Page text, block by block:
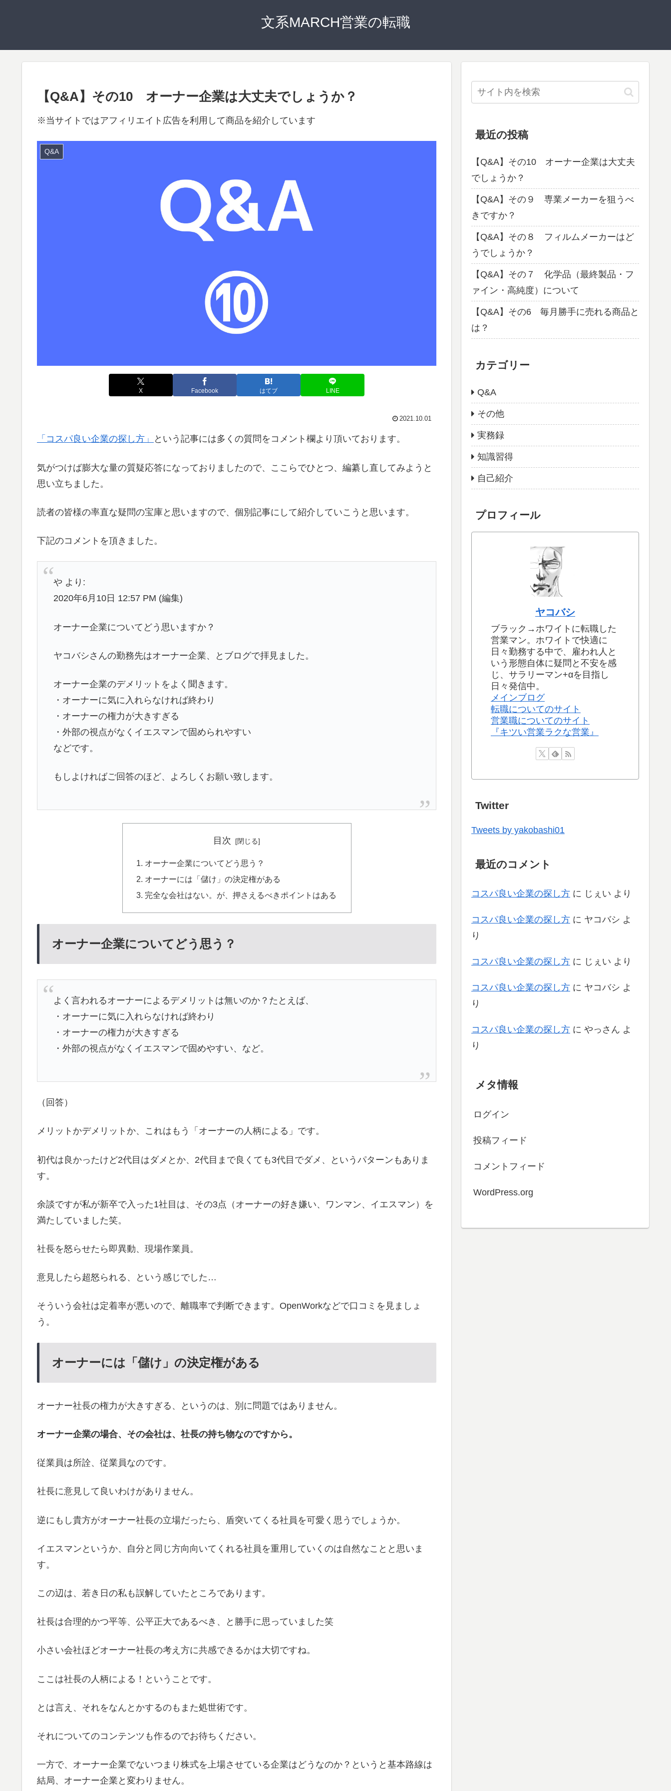
文系MARCH営業の転職
【Q&A】その10 オーナー企業は大丈夫でしょうか？
※当サイトではアフィリエイト広告を利用して商品を紹介しています
Q&A
X Facebook はてブ LINE
2021.10.01
「コスパ良い企業の探し方」 という記事には多くの質問をコメント欄より頂いております。
気がつけば膨大な量の質疑応答になっておりましたので、ここらでひとつ、編纂し直してみようと
思い立ちました。
読者の皆様の率直な疑問の宝庫と思いますので、個別記事にして紹介していこうと思います。
下記のコメントを頂きました。
や より:
2020年6月10日 12:57 PM (編集)
オーナー企業についてどう思いますか？
ヤコバシさんの勤務先はオーナー企業、とブログで拝見ました。
オーナー企業のデメリットをよく聞きます。
・オーナーに気に入れらなければ終わり
・オーナーの権力が大きすぎる
・外部の視点がなくイエスマンで固められやすい
などです。
もしよければご回答のほど、よろしくお願い致します。
目次
オーナー企業についてどう思う？
オーナーには「儲け」の決定権がある
完全な会社はない。が、押さえるべきポイントはある
オーナー企業についてどう思う？
よく言われるオーナーによるデメリットは無いのか？たとえば、
・オーナーに気に入れらなければ終わり
・オーナーの権力が大きすぎる
・外部の視点がなくイエスマンで固めやすい、など。
（回答）
メリットかデメリットか、これはもう「オーナーの人柄による」です。
初代は良かったけど2代目はダメとか、2代目まで良くても3代目でダメ、というパターンもありま
す。
余談ですが私が新卒で入った1社目は、その3点（オーナーの好き嫌い、ワンマン、イエスマン）を
満たしていました笑。
社長を怒らせたら即異動、現場作業員。
意見したら超怒られる、という感じでした…
そういう会社は定着率が悪いので、離職率で判断できます。OpenWorkなどで口コミを見ましょ
う。
オーナーには「儲け」の決定権がある
オーナー社長の権力が大きすぎる、というのは、別に問題ではありません。
オーナー企業の場合、その会社は、社長の持ち物なのですから。
従業員は所詮、従業員なのです。
社長に意見して良いわけがありません。
逆にもし貴方がオーナー社長の立場だったら、盾突いてくる社員を可愛く思うでしょうか。
イエスマンというか、自分と同じ方向向いてくれる社員を重用していくのは自然なことと思いま
す。
この辺は、若き日の私も誤解していたところであります。
社長は合理的かつ平等、公平正大であるべき、と勝手に思っていました笑
小さい会社ほどオーナー社長の考え方に共感できるかは大切ですね。
ここは社長の人柄による！ということです。
とは言え、それをなんとかするのもまた処世術です。
それについてのコンテンツも作るのでお待ちください。
一方で、オーナー企業でないつまり株式を上場させている企業はどうなのか？というと基本路線は
結局、オーナー企業と変わりません。
最近の投稿
【Q&A】その10 オーナー企業は大丈夫
でしょうか？
【Q&A】その９ 専業メーカーを狙うべ
きですか？
【Q&A】その８ フィルムメーカーはど
うでしょうか？
【Q&A】その７ 化学品（最終製品・フ
ァイン・高純度）について
【Q&A】その6 毎月勝手に売れる商品と
は？
カテゴリー
Q&A
その他
実務録
知識習得
自己紹介
プロフィール
ヤコバシ
ブラック→ホワイトに転職した
営業マン。ホワイトで快適に
日々勤務する中で、雇われ人と
いう形態自体に疑問と不安を感
じ、サラリーマン+αを目指し
日々発信中。
メインブログ
転職についてのサイト
営業職についてのサイト
『キツい営業ラクな営業』
Twitter
Tweets by yakobashi01
最近のコメント
コスパ良い企業の探し方 に じぇい より
コスパ良い企業の探し方 に ヤコバシ よ
り
コスパ良い企業の探し方 に じぇい より
コスパ良い企業の探し方 に ヤコバシ よ
り
コスパ良い企業の探し方 に やっさん よ
り
メタ情報
ログイン
投稿フィード
コメントフィード
WordPress.org